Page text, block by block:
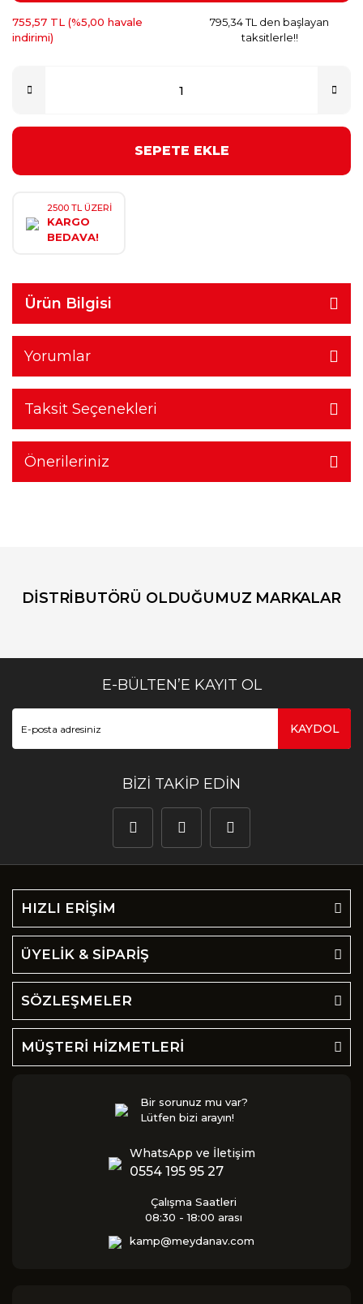
755,57 TL (%5,00 havale
indirimi)
795,34 TL den başlayan
taksitlerle!!
SEPETE EKLE
2500 TL ÜZERİ
KARGO
BEDAVA!
Ürün Bilgisi
Yorumlar
Taksit Seçenekleri
Önerileriniz
DİSTRİBUTÖRÜ OLDUĞUMUZ MARKALAR
E-BÜLTEN’E KAYIT OL
KAYDOL
BİZİ TAKİP EDİN
HIZLI ERİŞİM
ÜYELİK & SİPARİŞ
SÖZLEŞMELER
MÜŞTERİ HİZMETLERİ
Bir sorunuz mu var?
Lütfen bizi arayın!
WhatsApp ve İletişim
0554 195 95 27
Çalışma Saatleri
08:30 - 18:00 arası
kamp@meydanav.com